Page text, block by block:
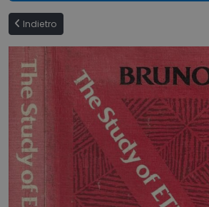
CONDIZIONI DI VENDITA
BOOKLOVERS CARD
SPEDIZIONI
CONTATTI
HOME
Indietro